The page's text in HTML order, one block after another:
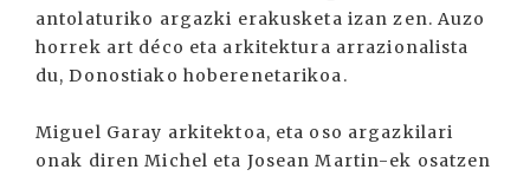
antolaturiko argazki erakusketa izan zen. Auzo
horrek art déco eta arkitektura arrazionalista
du, Donostiako hoberenetarikoa.
Miguel Garay arkitektoa, eta oso argazkilari
onak diren Michel eta Josean Martin-ek osatzen